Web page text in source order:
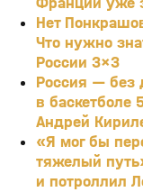
Нет
Что нужно
России 3×3
Россия — без
в баскетболе
Андрей
«Я мог бы
тяжелый
и потроллил